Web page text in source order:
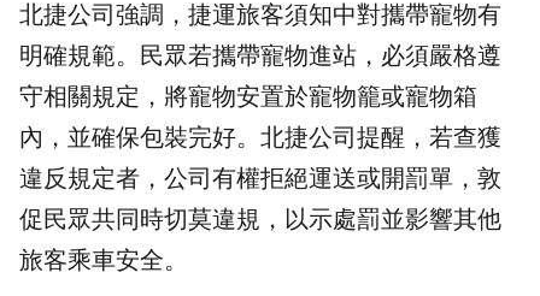
北捷公司強調，捷運旅客須知中對攜帶寵物有
明確規範。民眾若攜帶寵物進站，必須嚴格遵
守相關規定，將寵物安置於寵物籠或寵物箱
內，並確保包裝完好。北捷公司提醒，若查獲
違反規定者，公司有權拒絕運送或開罰單，敦
促民眾共同時切莫違規，以示處罰並影響其他
旅客乘車安全。